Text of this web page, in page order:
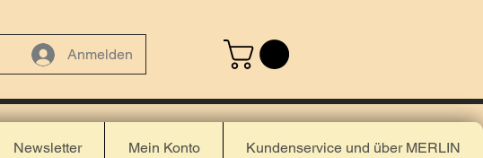
Anmelden
Newsletter Mein Konto Kundenservice und über MERLIN